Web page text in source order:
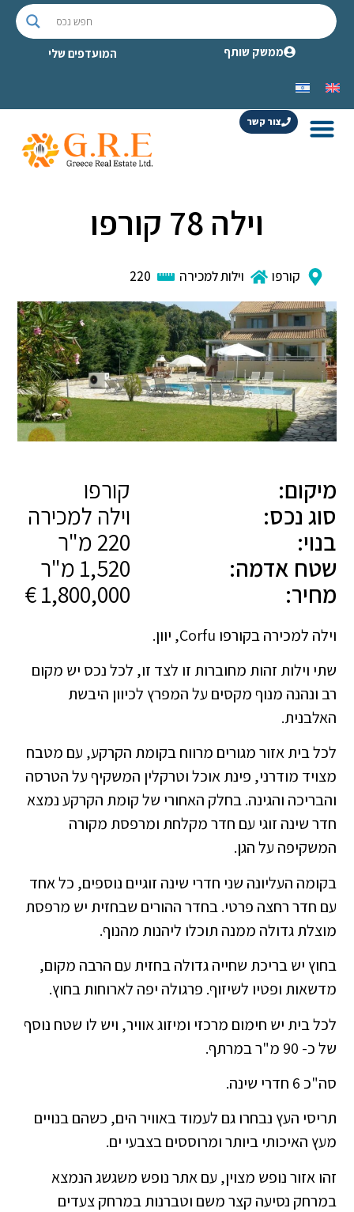
ממשק שותף המועדפים שלי
צור קשר
וילה 78 קורפו
קורפו וילות למכירה 220
מיקום:
קורפו
סוג נכס:
וילה למכירה
בנוי:
שטח אדמה:
מחיר:
וילה למכירה בקורפו Corfu, יוון.
שתי וילות זהות מחוברות זו לצד זו, לכל נכס יש מקום
רב ונהנה מנוף מקסים על המפרץ לכיוון היבשת
האלבנית.
לכל בית אזור מגורים מרווח בקומת הקרקע, עם מטבח
מצויד מודרני, פינת אוכל וטרקלין המשקיף על הטרסה
והבריכה והגינה. בחלק האחורי של קומת הקרקע נמצא
חדר שינה זוגי עם חדר מקלחת ומרפסת מקורה
המשקיפה על הגן.
בקומה העליונה שני חדרי שינה זוגיים נוספים, כל אחד
עם חדר רחצה פרטי. בחדר ההורים שבחזית יש מרפסת
מוצלת גדולה ממנה תוכלו ליהנות מהנוף.
בחוץ יש בריכת שחייה גדולה בחזית עם הרבה מקום,
מדשאות ופטיו לשיזוף. פרגולה יפה לארוחות בחוץ.
לכל בית יש חימום מרכזי ומיזוג אוויר, ויש לו שטח נוסף
של כ- 90 מ"ר במרתף.
סה"כ 6 חדרי שינה.
תריסי העץ נבחרו גם לעמוד באוויר הים, כשהם בנויים
מעץ האיכותי ביותר ומרוססים בצבעי ים.
זהו אזור נופש מצוין, עם אתר נופש משגשג הנמצא
במרחק נסיעה קצר משם וטברנות במרחק צעדים